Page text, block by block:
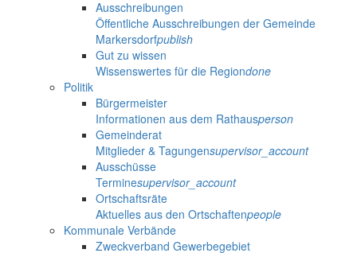
Ausschreibungen
Öffentliche Ausschreibungen der Gemeinde
Markersdorfpublish
Gut zu wissen
Wissenswertes für die Regiondone
Politik
Bürgermeister
Informationen aus dem Rathausperson
Gemeinderat
Mitglieder & Tagungensupervisor_account
Ausschüsse
Terminesupervisor_account
Ortschaftsräte
Aktuelles aus den Ortschaftenpeople
Kommunale Verbände
Zweckverband Gewerbegebiet